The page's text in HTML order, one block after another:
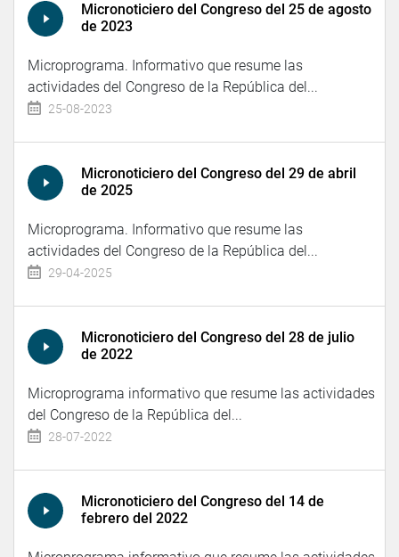
Micronoticiero del Congreso del 25 de agosto
de 2023
Microprograma. Informativo que resume las
actividades del Congreso de la República del...
25-08-2023
Micronoticiero del Congreso del 29 de abril
de 2025
Microprograma. Informativo que resume las
actividades del Congreso de la República del...
29-04-2025
Micronoticiero del Congreso del 28 de julio
de 2022
Microprograma informativo que resume las actividades
del Congreso de la República del...
28-07-2022
Micronoticiero del Congreso del 14 de
febrero del 2022